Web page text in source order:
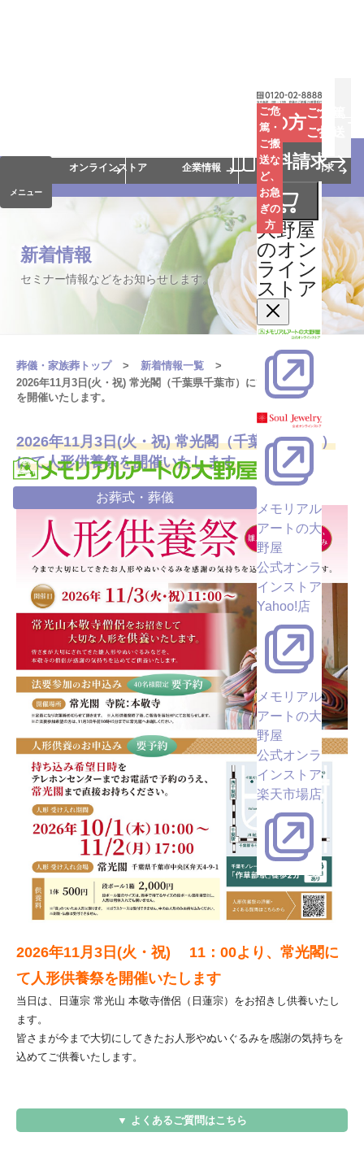
お葬式・葬儀
ご危
篤・
ご搬
送な
ど、
お急
ぎの
方
お急ぎの方ご危篤
ご搬送
資料請求
大野屋
のオン
ライン
ストア
メモリアル
アートの大
野屋
公式オンラ
インストア
Yahoo!店
メモリアル
アートの大
野屋
公式オンラ
インストア
楽天市場店
メニュー
お仏壇
会員サービス
オンラインストア
企業情報 資料請求
新着情報
セミナー情報などをお知らせします。
葬儀・家族葬トップ
新着情報一覧
2026年11月3日(火・祝) 常光閣（千葉県千葉市）にて人形供養祭
を開催いたします。
2026年11月3日(火・祝) 常光閣（千葉県千葉市）
にて人形供養祭を開催いたします。
2026年11月3日(火・祝) 11：00より、常光閣に
て人形供養祭を開催いたします
当日は、日蓮宗 常光山 本敬寺僧侶（日蓮宗）をお招きし供養いたし
ます。
皆さまが今まで大切にしてきたお人形やぬいぐるみを感謝の気持ちを
込めてご供養いたします。
▼ よくあるご質問はこちら